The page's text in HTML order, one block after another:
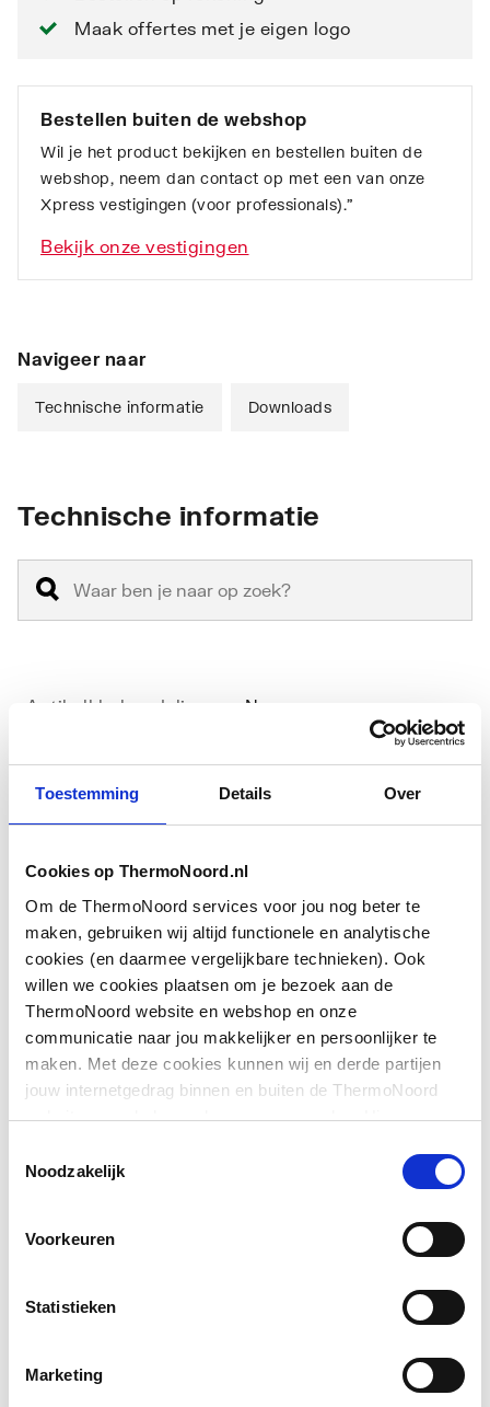
Toestemming Details Over
Cookies op ThermoNoord.nl
Om de ThermoNoord services voor jou nog beter te
maken, gebruiken wij altijd functionele en analytische
cookies (en daarmee vergelijkbare technieken). Ook
willen we cookies plaatsen om je bezoek aan de
ThermoNoord website en webshop en onze
communicatie naar jou makkelijker en persoonlijker te
maken. Met deze cookies kunnen wij en derde partijen
jouw internetgedrag binnen en buiten de ThermoNoord
website en webshop volgen en verzamelen. Hiermee
communicatie aan jouw interesses aan. We slaan je
Noodzakelijk
Voorkeuren
Statistieken
Marketing
Maak offertes met je eigen logo
Bestellen buiten de webshop
Wil je het product bekijken en bestellen buiten de
webshop, neem dan contact op met een van onze
Xpress vestigingen (voor professionals).”
Bekijk onze vestigingen
Navigeer naar
Technische informatie Downloads
Technische informatie
Antikalkbehandeling Nee
hoekinstap
met zijwand
Geschikt voor montage
op douchebak
Ja
Geschikt voor montage
op tegelvloer
Ja
Geschikt voor
nismontage
Ja
voor montage in nis
voor montage met
Kleur profiel
Toon meer
Downloads
Sfeerbeeld image/jpeg,371 KB
Exploded_viewimage/jpeg,34 KB